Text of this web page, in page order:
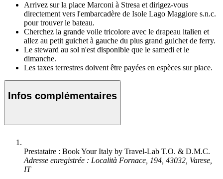
Arrivez sur la place Marconi à Stresa et dirigez-vous
directement vers l'embarcadère de Isole Lago Maggiore s.n.c.
pour trouver le bateau.
Cherchez la grande voile tricolore avec le drapeau italien et
allez au petit guichet à gauche du plus grand guichet de ferry.
Le steward au sol n'est disponible que le samedi et le
dimanche.
Les taxes terrestres doivent être payées en espèces sur place.
Infos complémentaires
Prestataire : Book Your Italy by Travel-Lab T.O. & D.M.C.
Adresse enregistrée : Località Fornace, 194, 43032, Varese,
IT